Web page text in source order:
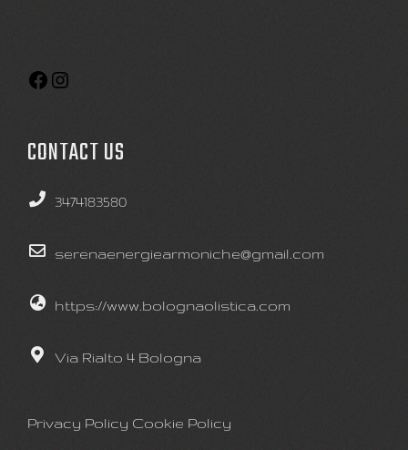
CONTACT US
3474183580
serenaenergiearmoniche@gmail.com
https://www.bolognaolistica.com
Via Rialto 4 Bologna
Privacy Policy Cookie Policy